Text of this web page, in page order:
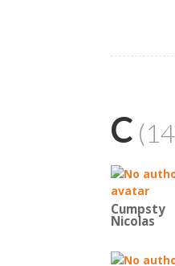
C
Cumpsty
Nicolas